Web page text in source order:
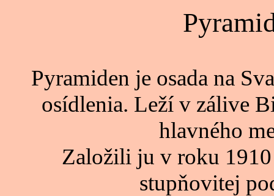
Pyramiden je osada na
osídlenia. Leží v zálive
hlavného
Založili ju v roku
stupňovitej